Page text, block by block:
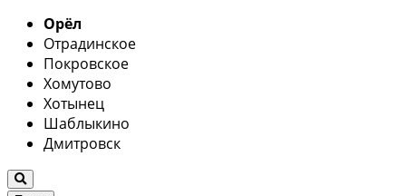
Орёл
Отрадинское
Покровское
Хомутово
Хотынец
Шаблыкино
Дмитровск